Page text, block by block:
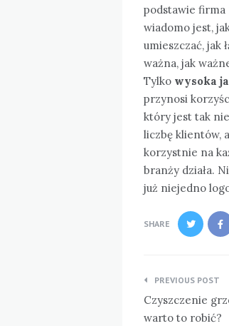
podstawie firma
wiadomo jest,
umieszczać, jak
ważna, jak
Tylko wysoka
przynosi
który jest tak
liczbę klientów,
korzystnie na
branży działa.
już niejedno
SHARE
Nawigacja
wpisu
PREVIOUS POST
Czyszczenie
warto to robić?